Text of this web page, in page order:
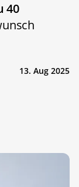
40
13. Aug 2025